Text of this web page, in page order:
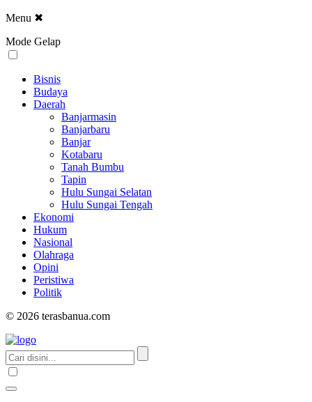
Menu ✖
Mode Gelap
Bisnis
Budaya
Daerah
Banjarmasin
Banjarbaru
Banjar
Kotabaru
Tanah Bumbu
Tapin
Hulu Sungai Selatan
Hulu Sungai Tengah
Ekonomi
Hukum
Nasional
Olahraga
Opini
Peristiwa
Politik
© 2026 terasbanua.com